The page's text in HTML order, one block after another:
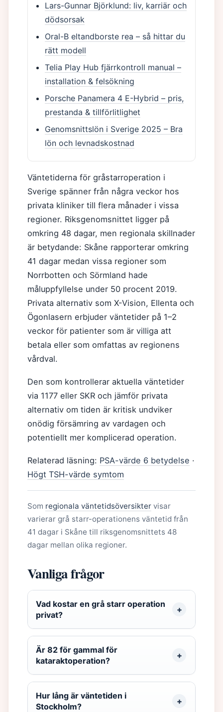
Lars-Gunnar Björklund: liv, karriär och
dödsorsak
Oral-B eltandborste rea – så hittar du
rätt modell
Telia Play Hub fjärrkontroll manual –
installation & felsökning
Porsche Panamera 4 E-Hybrid – pris,
prestanda & tillförlitlighet
Genomsnittslön i Sverige 2025 – Bra
lön och levnadskostnad
Väntetiderna för gråstarroperation i
Sverige spänner från några veckor hos
privata kliniker till flera månader i vissa
regioner. Riksgenomsnittet ligger på
omkring 48 dagar, men regionala skillnader
är betydande: Skåne rapporterar omkring
41 dagar medan vissa regioner som
Norrbotten och Sörmland hade
måluppfyllelse under 50 procent 2019.
Privata alternativ som X-Vision, Ellenta och
Ögonlasern erbjuder väntetider på 1–2
veckor för patienter som är villiga att
betala eller som omfattas av regionens
vårdval.
Den som kontrollerar aktuella väntetider
via 1177 eller SKR och jämför privata
alternativ om tiden är kritisk undviker
onödig försämring av vardagen och
potentiellt mer komplicerad operation.
Relaterad läsning: PSA-värde 6 betydelse ·
Högt TSH-värde symtom
Som regionala väntetidsöversikter visar
varierar grå starr-operationens väntetid från
41 dagar i Skåne till riksgenomsnittets 48
dagar mellan olika regioner.
Vanliga frågor
Vad kostar en grå starr operation
privat?
Är 82 för gammal för
kataraktoperation?
Hur lång är väntetiden i
Stockholm?